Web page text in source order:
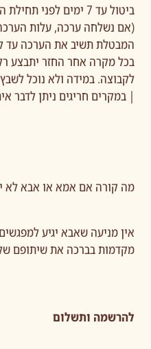
ביטול עד 7 ימים
(אם נשלחה ערכה, עלות
המבטלת תשיב את הערכה עד ל7 ימים לפני תחילת
בכל מקרה אחר החזר יתבצע
לקבוצה. במידה ולא נוכל
| במקרים חריגים ניתן לדבר
מה קורה אם אמא או אבא לא
אין מניעה שאבא יגיע
מקדמות בברכה את שיתופם
להרשמה ותשלום